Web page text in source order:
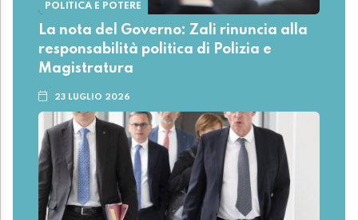
POLITICA E POTERE
La nota del Governo: Zali rinuncia alla
responsabilità politica di Polizia e
Magistratura
23 LUGLIO 2026